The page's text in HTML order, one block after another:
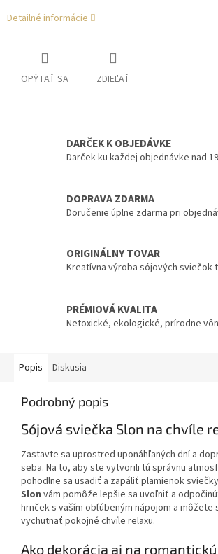
Detailné informácie
OPÝTAŤ SA ZDIEĽAŤ
DARČEK K OBJEDÁVKE
Darček ku každej objednávke nad
DOPRAVA ZDARMA
Doručenie úplne zdarma pri
ORIGINÁLNY TOVAR
Kreatívna výroba sójových sviečok
PRÉMIOVÁ KVALITA
Netoxické, ekologické, prírodne
Popis Diskusia
Podrobný popis
Sójová sviečka Slon na chvíle
Zastavte sa uprostred uponáhľaných dní a
seba. Na to, aby ste vytvorili tú správnu
pohodlne sa usadiť a zapáliť plamienok
Slon vám pomôže lepšie sa uvoľniť a
hrnček s vaším obľúbeným nápojom a môžete
vychutnať pokojné chvíle relaxu.
Ako dekorácia aj na